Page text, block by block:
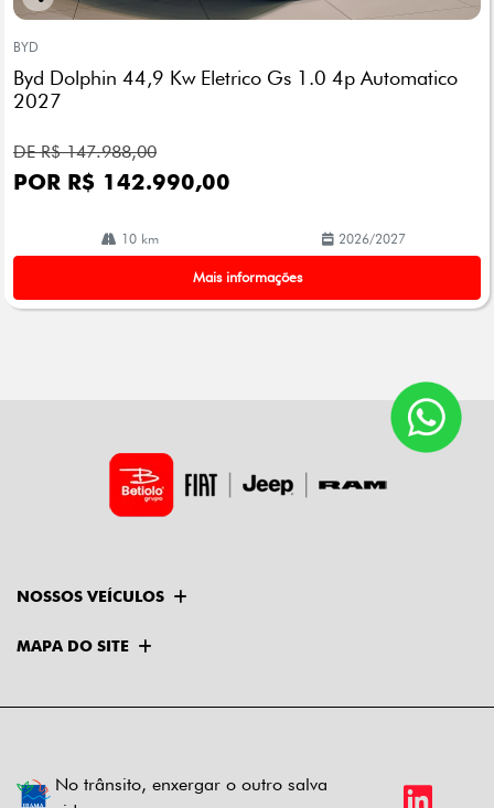
Co
arti
lhe
BYD
Byd Dolphin 44,9 Kw Eletrico Gs 1.0 4p Automatico
2027
DE R$ 147.988,00
POR R$ 142.990,00
10 km 2026/2027
Mais informações
NOSSOS VEÍCULOS
MAPA DO SITE
No trânsito, enxergar o outro salva